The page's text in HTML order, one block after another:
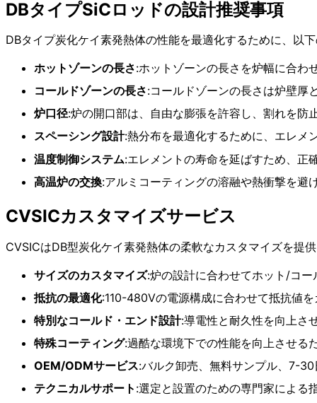
DBタイプSiCロッドの設計推奨事項
DBタイプ炭化ケイ素発熱体の性能を最適化するために、以
ホットゾーンの長さ:ホットゾーンの長さを炉幅に合わ
コールドゾーンの長さ:コールドゾーンの長さは炉壁厚
炉口径:炉の開口部は、自由な膨張を許容し、割れを防
スペーシング設計:熱分布を最適化するために、エレ
温度制御システム:エレメントの寿命を延ばすため、正
高温炉の交換:アルミコーティングの溶融や熱衝撃を避
CVSICカスタマイズサービス
CVSICはDB型炭化ケイ素発熱体の柔軟なカスタマイズを提
サイズのカスタマイズ:炉の設計に合わせてホット/コ
抵抗の最適化:110-480Vの電源構成に合わせて抵抗値
特別なコールド・エンド設計:導電性と耐久性を向上さ
特殊コーティング:過酷な環境下での性能を向上させる
OEM/ODMサービス:バルク卸売、無料サンプル、7-
テクニカルサポート :選定と設置のための専門家による